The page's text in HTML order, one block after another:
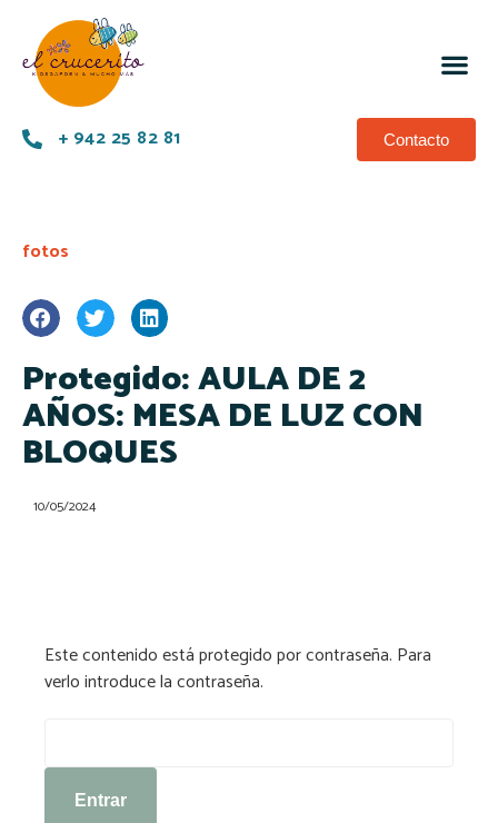
+ 942 25 82 81 Contacto
fotos
Protegido: AULA DE 2
AÑOS: MESA DE LUZ CON
BLOQUES
10/05/2024
Este contenido está protegido por contraseña. Para
verlo introduce la contraseña.